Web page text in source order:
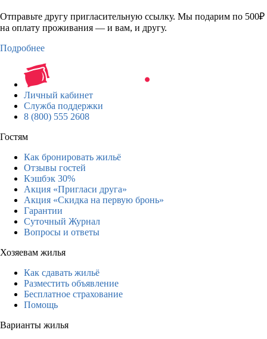
Отправьте другу пригласительную ссылку. Мы подарим по 500₽
на оплату проживания — и вам, и другу.
Подробнее
Личный кабинет
Служба поддержки
8 (800) 555 2608
Гостям
Как бронировать жильё
Отзывы гостей
Кэшбэк 30%
Акция «Пригласи друга»
Акция «Скидка на первую бронь»
Гарантии
Суточный Журнал
Вопросы и ответы
Хозяевам жилья
Как сдавать жильё
Разместить объявление
Бесплатное страхование
Помощь
Варианты жилья